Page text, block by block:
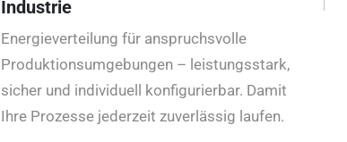
Industrie
Energieverteilung für anspruchsvolle
Produktionsumgebungen – leistungsstark,
sicher und individuell konfigurierbar. Damit
Ihre Prozesse jederzeit zuverlässig laufen.